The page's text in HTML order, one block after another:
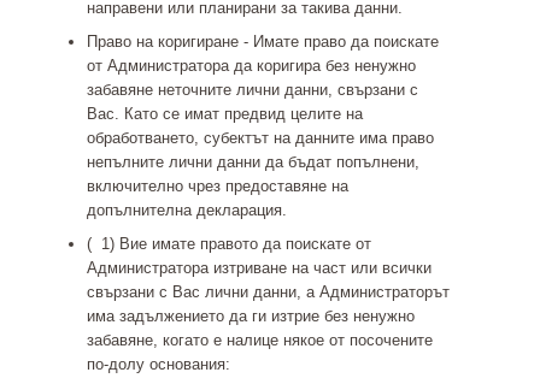
направени или планирани за такива данни.
Право на коригиране - Имате право да поискате
от Администратора да коригира без ненужно
забавяне неточните лични данни, свързани с
Вас. Като се имат предвид целите на
обработването, субектът на данните има право
непълните лични данни да бъдат попълнени,
включително чрез предоставяне на
допълнителна декларация.
( 1) Вие имате правото да поискате от
Администратора изтриване на част или всички
свързани с Вас лични данни, а Администраторът
има задължението да ги изтрие без ненужно
забавяне, когато е налице някое от посочените
по-долу основания: